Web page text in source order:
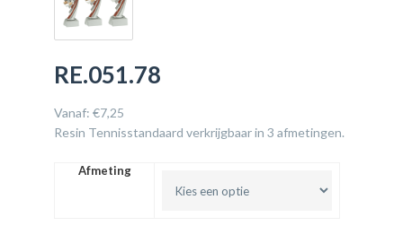
RE.051.78
Vanaf: €7,25
Resin Tennisstandaard verkrijgbaar in 3 afmetingen.
Afmeting